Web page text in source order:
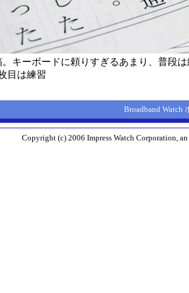
キーボードに頼りすぎるあまり、普段
目は練習
Broadband Watch
Copyright (c) 2006 Impress Watch Corporation,